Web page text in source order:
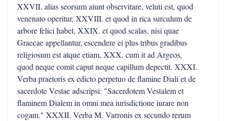
XXVII. alias seorsum aiunt observitare, veluti est, quod
venenato operitur, XXVIII. et quod in rica surculum de
arbore felici habet, XXIX. et quod scalas, nisi quae
Graecae appellantur, escendere ei plus tribus gradibus
religiosum est atque etiam, XXX. cum it ad Argeos,
quod neque comit caput neque capillum depectit. XXXI.
Verba praetoris ex edicto perpetuo de flamine Diali et de
sacerdote Vestae adscripsi: "Sacerdotem Vestalem et
flaminem Dialem in omni mea iurisdictione iurare non
cogam." XXXII. Verba M. Varronis ex secundo rerum